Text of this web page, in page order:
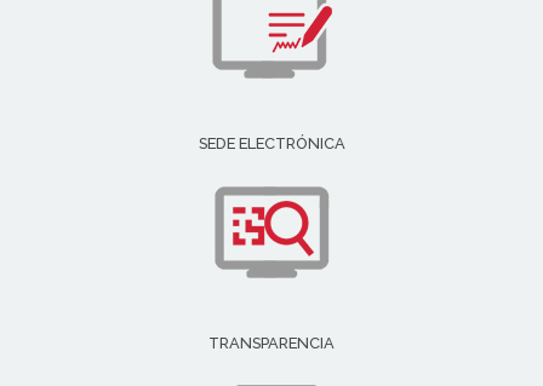
SEDE ELECTRÓNICA
TRANSPARENCIA